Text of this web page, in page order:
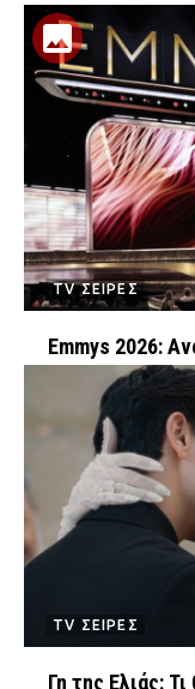
TV ΣΕΙΡΕΣ
Emmys 2026:
TV ΣΕΙΡΕΣ
Γη της Ελιάς: